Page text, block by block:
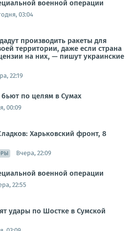
военной операции
03:04
производить ракеты для
территории, даже если страна
на них, — пишут украинские
22:19
по целям в Сумах
00:09
Харьковский фронт, 8
Вчера, 22:09
военной операции
22:55
удары по Шостке в Сумской